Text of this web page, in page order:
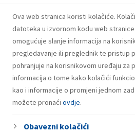
Ova web stranica koristi kolačiće.
datoteka u izvornom kodu web
omogućuje slanje informacija na
pregledavanje ili preglednik te pristup
pohranjuje na korisnikovom uređaju za
informacija o tome kako kolačići
kao i informacije o promjeni jednom
možete pronaći ovdje.
Obavezni kolačići